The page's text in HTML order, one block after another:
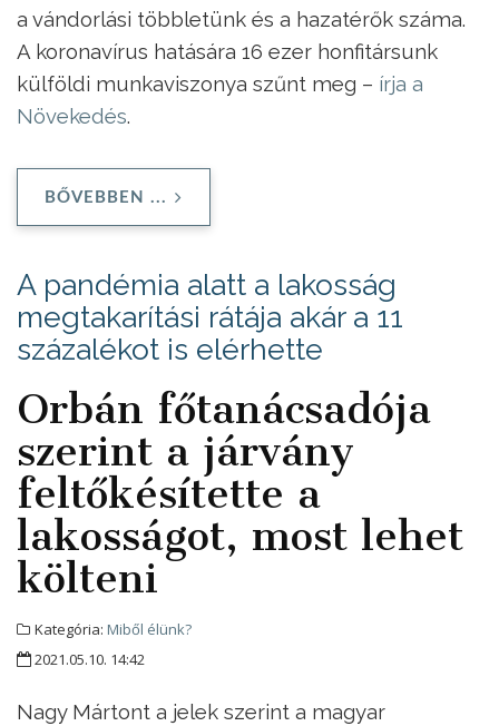
a vándorlási többletünk és a hazatérők száma.
A koronavírus hatására 16 ezer honfitársunk
külföldi munkaviszonya szűnt meg – írja a
Növekedés.
BŐVEBBEN ...
A pandémia alatt a lakosság
megtakarítási rátája akár a 11
százalékot is elérhette
Orbán főtanácsadója
szerint a járvány
feltőkésítette a
lakosságot, most lehet
költeni
Kategória: Miből élünk?
2021.05.10. 14:42
Nagy Mártont a jelek szerint a magyar